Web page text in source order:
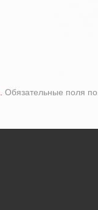
Обязательные поля